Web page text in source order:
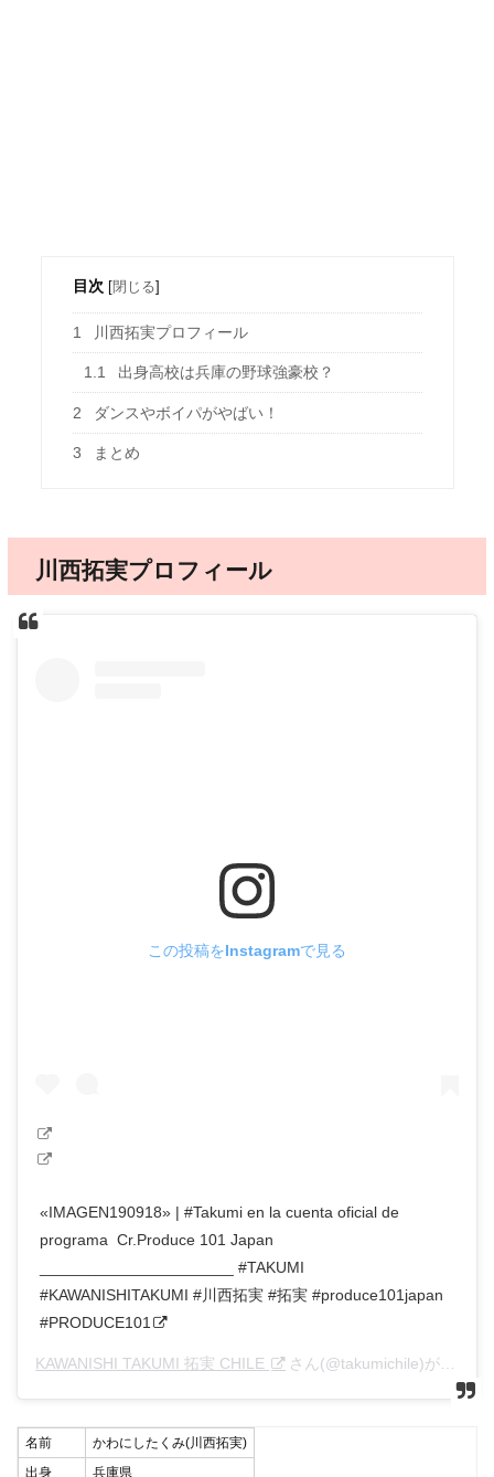
目次 [閉じる]
1 川西拓実プロフィール
1.1 出身高校は兵庫の野球強豪校？
2 ダンスやボイパがやばい！
3 まとめ
川西拓実プロフィール
この投稿をInstagramで見る
«IMAGEN190918» | #Takumi en la cuenta oficial de
programa ㅤㅤㅤ Cr.Produce 101 Japan ㅤㅤㅤ ㅤ
______________________ #TAKUMI
#KAWANISHITAKUMI #川西拓実 #拓実 #produce101japan
#PRODUCE101
KAWANISHI TAKUMI 拓実 CHILE さん(@takumichile)がシェアした投稿 –
名前
かわにしたくみ(川西拓実)
出身
兵庫県